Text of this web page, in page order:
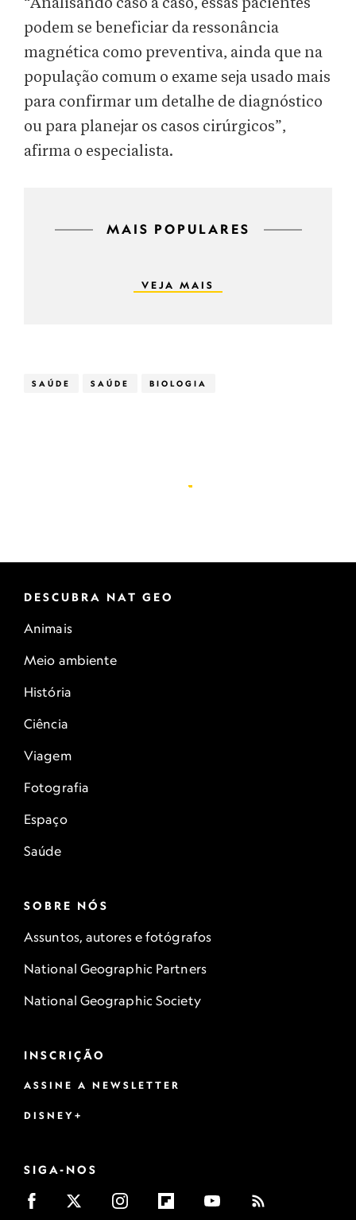
“Analisando caso a caso, essas pacientes
podem se beneficiar da ressonância
magnética como preventiva, ainda que na
população comum o exame seja usado mais
para confirmar um detalhe de diagnóstico
ou para planejar os casos cirúrgicos”,
afirma o especialista.
MAIS POPULARES
VEJA MAIS
SAÚDE SAÚDE BIOLOGIA
DESCUBRA NAT GEO
Animais
Meio ambiente
História
Ciência
Viagem
Fotografia
Espaço
Saúde
SOBRE NÓS
Assuntos, autores e fotógrafos
National Geographic Partners
National Geographic Society
INSCRIÇÃO
ASSINE A NEWSLETTER
DISNEY+
SIGA-NOS